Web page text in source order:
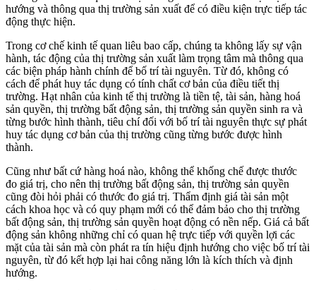
hướng và thông qua thị trường sản xuất để có điều kiện trực tiếp tác
động thực hiện.
Trong cơ chế kinh tế quan liêu bao cấp, chúng ta không lấy sự vận
hành, tác động của thị trường sản xuất làm trọng tâm mà thông qua
các biện pháp hành chính để bố trí tài nguyên. Từ đó, không có
cách để phát huy tác dụng có tính chất cơ bản của điều tiết thị
trường. Hạt nhân của kinh tế thị trường là tiền tệ, tài sản, hàng hoá
sản quyền, thị trường bất động sản, thị trường sản quyền sinh ra và
từng bước hình thành, tiêu chí đối với bố trí tài nguyên thực sự phát
huy tác dụng cơ bản của thị trường cũng từng bước được hình
thành.
Cũng như bất cứ hàng hoá nào, không thể khống chế được thước
đo giá trị, cho nên thị trường bất động sản, thị trường sản quyền
cũng đòi hỏi phải có thước đo giá trị. Thẩm định giá tài sản một
cách khoa học và có quy phạm mới có thể đảm bảo cho thị trường
bất động sản, thị trường sản quyền hoạt động có nền nếp. Giá cả bất
động sản không những chỉ có quan hệ trực tiếp với quyền lợi các
mặt của tài sản mà còn phát ra tín hiệu định hướng cho việc bố trí tài
nguyên, từ đó kết hợp lại hai công năng lớn là kích thích và định
hướng.